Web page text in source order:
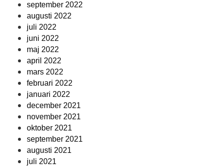
september 2022
augusti 2022
juli 2022
juni 2022
maj 2022
april 2022
mars 2022
februari 2022
januari 2022
december 2021
november 2021
oktober 2021
september 2021
augusti 2021
juli 2021